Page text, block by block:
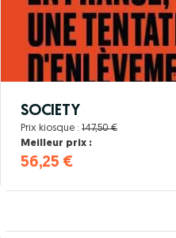
SOCIETY
Prix kiosque : 147,50 €
Meilleur prix :
56,25 €